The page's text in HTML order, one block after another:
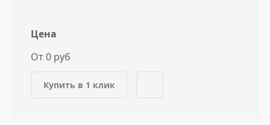
Цена
От 0 руб
Купить в 1 клик